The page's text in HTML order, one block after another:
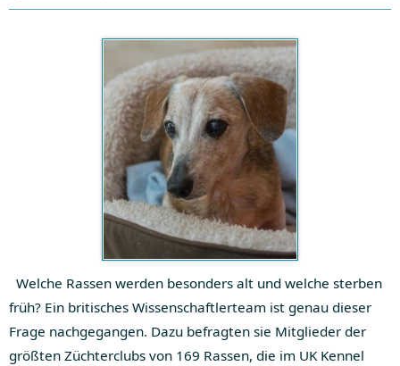
Welche Rassen werden besonders alt und welche sterben
früh? Ein britisches Wissenschaftlerteam ist genau dieser
Frage nachgegangen. Dazu befragten sie Mitglieder der
größten Züchterclubs von 169 Rassen, die im UK Kennel